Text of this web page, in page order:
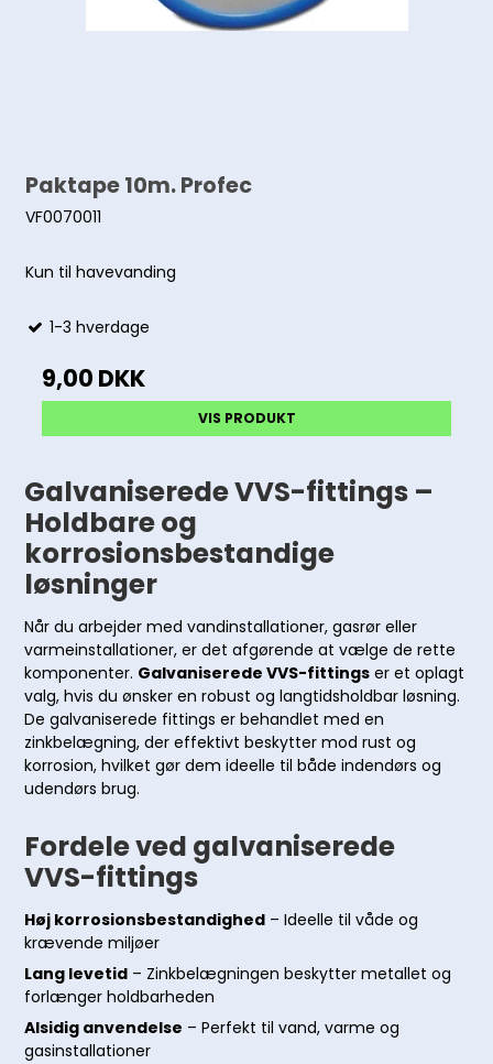
Paktape 10m. Profec
VF0070011
Kun til havevanding
1-3 hverdage
9,00 DKK
VIS PRODUKT
Galvaniserede VVS-fittings –
Holdbare og
korrosionsbestandige
løsninger
Når du arbejder med vandinstallationer, gasrør eller
varmeinstallationer, er det afgørende at vælge de rette
komponenter. Galvaniserede VVS-fittings er et oplagt
valg, hvis du ønsker en robust og langtidsholdbar løsning.
De galvaniserede fittings er behandlet med en
zinkbelægning, der effektivt beskytter mod rust og
korrosion, hvilket gør dem ideelle til både indendørs og
udendørs brug.
Fordele ved galvaniserede
VVS-fittings
Høj korrosionsbestandighed – Ideelle til våde og
krævende miljøer
Lang levetid – Zinkbelægningen beskytter metallet og
forlænger holdbarheden
Alsidig anvendelse – Perfekt til vand, varme og
gasinstallationer